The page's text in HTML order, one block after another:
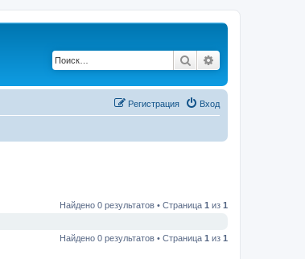
Поиск
Вход
Регистрация
Найдено 0 результатов • Страница 1 из 1
Найдено 0 результатов • Страница 1 из 1